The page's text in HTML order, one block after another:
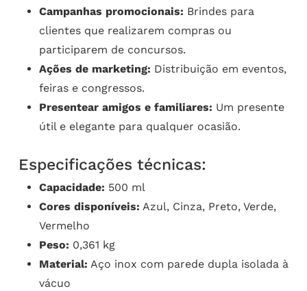
Campanhas promocionais: Brindes para
clientes que realizarem compras ou
participarem de concursos.
Ações de marketing: Distribuição em eventos,
feiras e congressos.
Presentear amigos e familiares: Um presente
útil e elegante para qualquer ocasião.
Especificações técnicas:
Capacidade: 500 ml
Cores disponíveis: Azul, Cinza, Preto, Verde,
Vermelho
Peso: 0,361 kg
Material: Aço inox com parede dupla isolada à
vácuo